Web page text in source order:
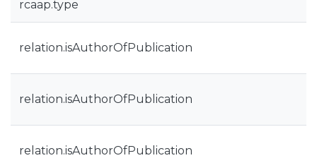
rcaap.type
relation.isAuthorOfPublication
relation.isAuthorOfPublication
relation.isAuthorOfPublication